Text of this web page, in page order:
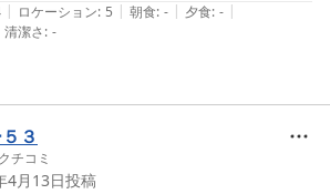
親切な方ばかりで。レンタカーもたまたま空
ずしの行き方教えてもらい助かりました！ま
| ロケーション: 5 | 朝食: - | 夕食: - |
清潔さ: -
３
チコミ
4月13日投稿